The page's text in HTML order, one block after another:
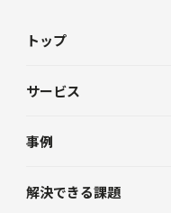
トップ
サービス
事例
解決できる課題